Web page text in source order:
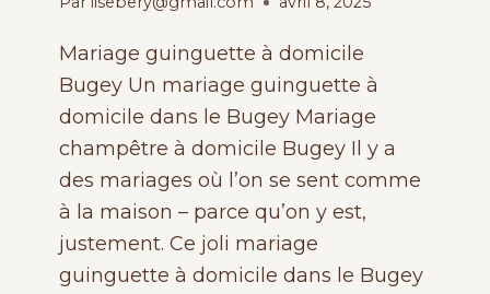
Mariage guinguette à domicile
Bugey Un mariage guinguette à
domicile dans le Bugey Mariage
champêtre à domicile Bugey Il y a
des mariages où l’on se sent comme
à la maison – parce qu’on y est,
justement. Ce joli mariage
guinguette à domicile dans le Bugey